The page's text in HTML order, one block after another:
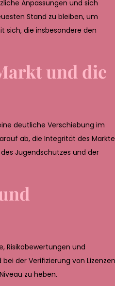
Anpassungen und sich
Stand zu bleiben, um
sich, die insbesondere den
und die
deutliche Verschiebung im
ab, die Integrität des
Jugendschutzes und der
Risikobewertungen und
der Verifizierung von
zu heben.